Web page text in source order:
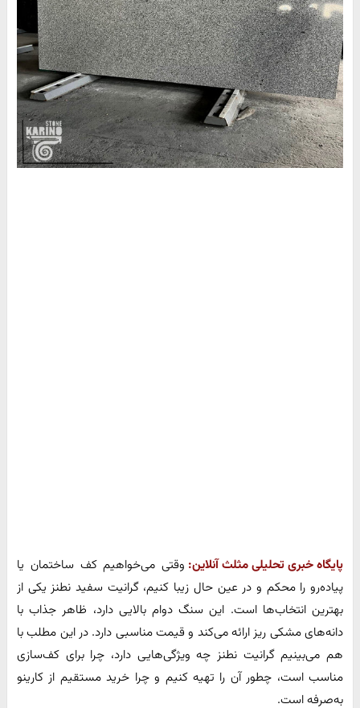
پایگاه خبری تحلیلی مثلث آنلاین: وقتی می‌خواهیم کف ساختمان یا
پیاده‌رو را محکم و در عین حال زیبا کنیم، گرانیت سفید نطنز یکی از
بهترین انتخاب‌ها است. این سنگ دوام بالایی دارد، ظاهر جذاب با
دانه‌های مشکی ریز ارائه می‌کند و قیمت مناسبی دارد. در این مطلب با
هم می‌بینیم گرانیت نطنز چه ویژگی‌هایی دارد، چرا برای کف‌سازی
مناسب است، چطور آن را تهیه کنیم و چرا خرید مستقیم از کارینو
به‌صرفه است.